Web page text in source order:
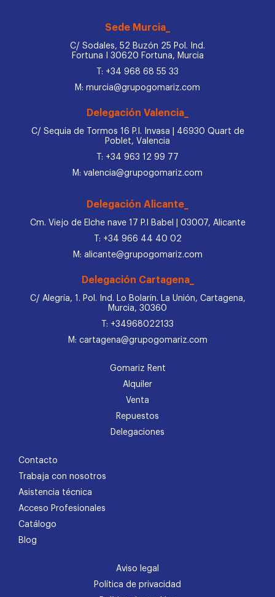
Sede Murcia_
C/ Sodales, 52 Buzón 25 Pol. Ind.
Fortuna I 30620 Fortuna, Murcia
T: +34 968 68 55 33
M: murcia@grupogomariz.com
Delegación Valencia_
C/ Sequia de Tormos 16 P.I. Invasa | 46930 Quart de
Poblet, Valencia
T: +34 963 12 99 77
M: valencia@grupogomariz.com
Delegación Alicante_
Cm. Viejo de Elche nave 17 P.I Babel | 03007, Alicante
T: +34 966 44 40 02
M: alicante@grupogomariz.com
Delegación Cartagena_
C/ Alegría, 1. Pol. Ind. Lo Bolarín. La Unión, Cartagena,
Murcia, 30360
T: +34968022133
M: cartagena@grupogomariz.com
Gomariz Rent
Alquiler
Venta
Repuestos
Delegaciones
Contacto
Trabaja con nosotros
Asistencia técnica
Acceso Profesionales
Catálogo
Blog
Aviso legal
Política de privacidad